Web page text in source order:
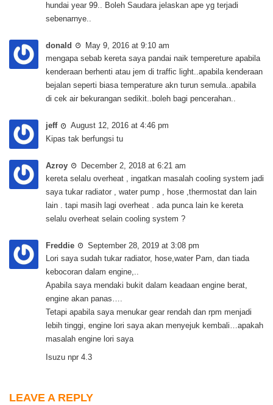
hundai year 99.. Boleh Saudara jelaskan ape yg terjadi
sebenarnye..
donald
May 9, 2016 at 9:10 am
mengapa sebab kereta saya pandai naik tempereture apabila
kenderaan berhenti atau jem di traffic light..apabila kenderaan
bejalan seperti biasa temperature akn turun semula..apabila
di cek air bekurangan sedikit..boleh bagi pencerahan..
jeff
August 12, 2016 at 4:46 pm
Kipas tak berfungsi tu
Azroy
December 2, 2018 at 6:21 am
kereta selalu overheat , ingatkan masalah cooling system jadi
saya tukar radiator , water pump , hose ,thermostat dan lain
lain . tapi masih lagi overheat . ada punca lain ke kereta
selalu overheat selain cooling system ?
Freddie
September 28, 2019 at 3:08 pm
Lori saya sudah tukar radiator, hose,water Pam, dan tiada
kebocoran dalam engine,..
Apabila saya mendaki bukit dalam keadaan engine berat,
engine akan panas….
Tetapi apabila saya menukar gear rendah dan rpm menjadi
lebih tinggi, engine lori saya akan menyejuk kembali…apakah
masalah engine lori saya
Isuzu npr 4.3
LEAVE A REPLY